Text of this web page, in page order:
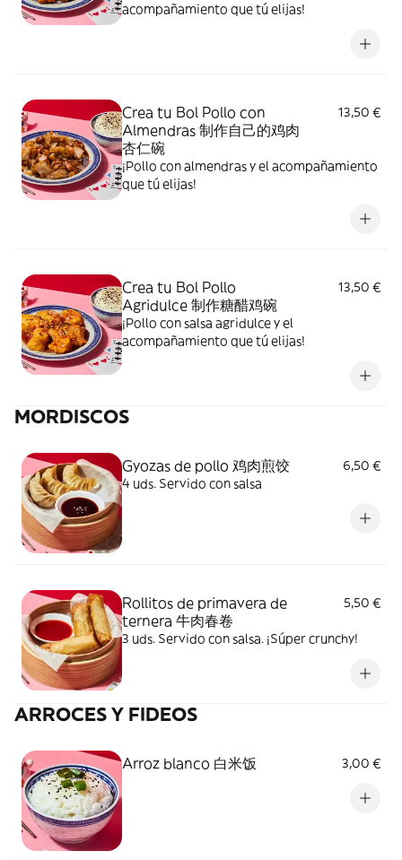
acompañamiento que tú elijas!
Crea tu Bol Pollo con
Almendras 制作自己的鸡肉
杏仁碗
13,50 €
¡Pollo con almendras y el acompañamiento
que tú elijas!
Crea tu Bol Pollo
Agridulce 制作糖醋鸡碗
13,50 €
¡Pollo con salsa agridulce y el
acompañamiento que tú elijas!
MORDISCOS
Gyozas de pollo 鸡肉煎饺
6,50 €
4 uds. Servido con salsa
Rollitos de primavera de
ternera 牛肉春卷
5,50 €
3 uds. Servido con salsa. ¡Súper crunchy!
ARROCES Y FIDEOS
Arroz blanco 白米饭 3,00 €